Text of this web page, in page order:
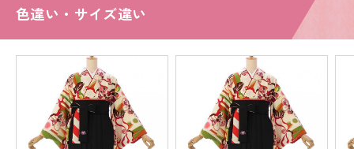
色違い・サイズ違い